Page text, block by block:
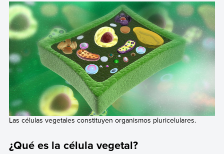
Las células vegetales constituyen organismos pluricelulares.
¿Qué es la célula vegetal?